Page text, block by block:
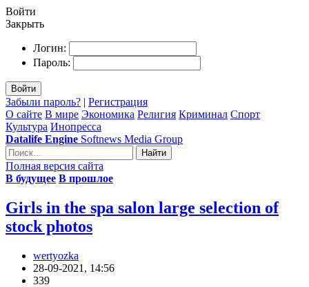
Войти
Закрыть
Логин:
Пароль:
Войти
Забыли пароль? | Регистрация
О сайте В мире Экономика Религия Криминал Спорт
Культура Инопресса
Datalife Engine Softnews Media Group
Найти
Полная версия сайта
В будущее В прошлое
Girls in the spa salon large selection of
stock photos
wertyozka
28-09-2021, 14:56
339